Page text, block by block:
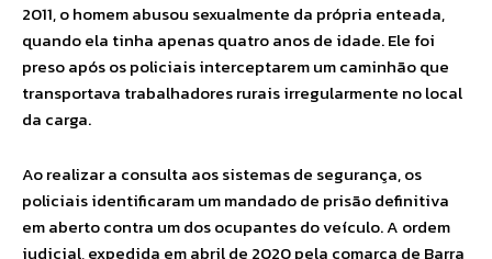
2011, o homem abusou sexualmente da própria enteada,
quando ela tinha apenas quatro anos de idade. Ele foi
preso após os policiais interceptarem um caminhão que
transportava trabalhadores rurais irregularmente no local
da carga.
Ao realizar a consulta aos sistemas de segurança, os
policiais identificaram um mandado de prisão definitiva
em aberto contra um dos ocupantes do veículo. A ordem
judicial, expedida em abril de 2020 pela comarca de Barra